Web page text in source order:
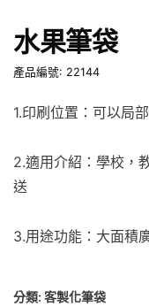
水果筆袋
產品編號: 22144
1.印刷位置：可以局
2.適用介紹：學校，
送
3.用途功能：大面積
分類: 客製化筆袋